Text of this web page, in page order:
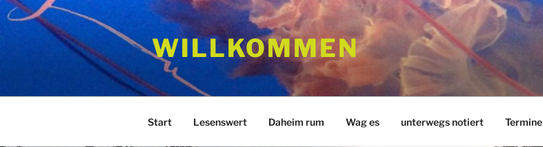
Zum
Inhalt
WILLKOMMEN
Start Lesenswert Daheim rum Wag es unterwegs notiert Termine